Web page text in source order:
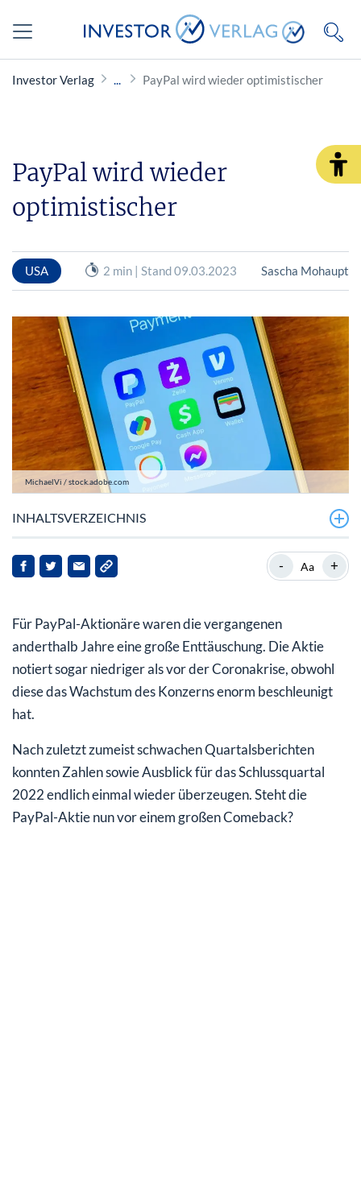
Investor Verlag PayPal wird wieder optimistischer
PayPal wird wieder
optimistischer
USA 2 min | Stand 09.03.2023 Sascha Mohaupt
MichaelVi / stock.adobe.com
INHALTSVERZEICHNIS
Schlussquartal 2022 besser als erwartet
Marktdominanz nicht in Gefahr
Geduld bleibt gefragt
- Aa +
Für PayPal-Aktionäre waren die vergangenen
anderthalb Jahre eine große Enttäuschung. Die Aktie
notiert sogar niedriger als vor der Coronakrise, obwohl
diese das Wachstum des Konzerns enorm beschleunigt
hat.
Nach zuletzt zumeist schwachen Quartalsberichten
konnten Zahlen sowie Ausblick für das Schlussquartal
2022 endlich einmal wieder überzeugen. Steht die
PayPal-Aktie nun vor einem großen Comeback?